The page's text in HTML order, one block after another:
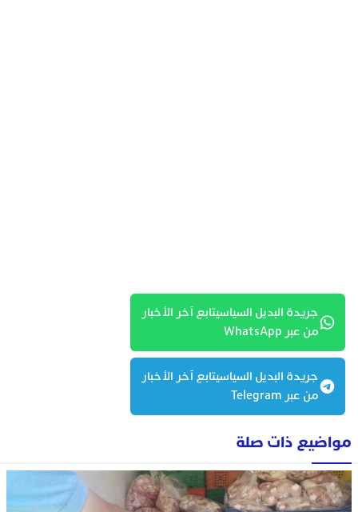
جريدة البديل السياسيتابع آخر الأخبار
من عبر WhatsApp
جريدة البديل السياسيتابع آخر الأخبار
من عبر Telegram
مواضيع ذات صلة